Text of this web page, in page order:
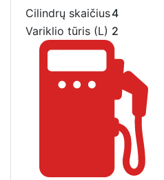
Cilindrų skaičius4
Variklio tūris (L) 2